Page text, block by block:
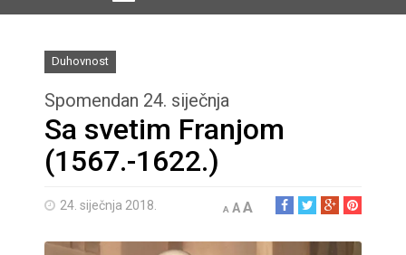
Duhovnost
Spomendan 24. siječnja
Sa svetim Franjom
(1567.-1622.)
24. siječnja 2018. A AA